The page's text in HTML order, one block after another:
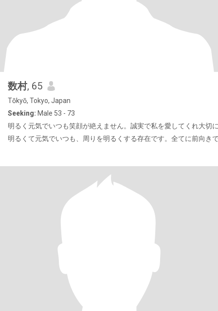
数村, 65
Tōkyō, Tokyo, Japan
Seeking: Male 53 - 73
明るく元気でいつも笑顔が絶えません。誠実で私を愛してくれ大切
明るくて元気でいつも、周りを明るくする存在です。全てに前向き